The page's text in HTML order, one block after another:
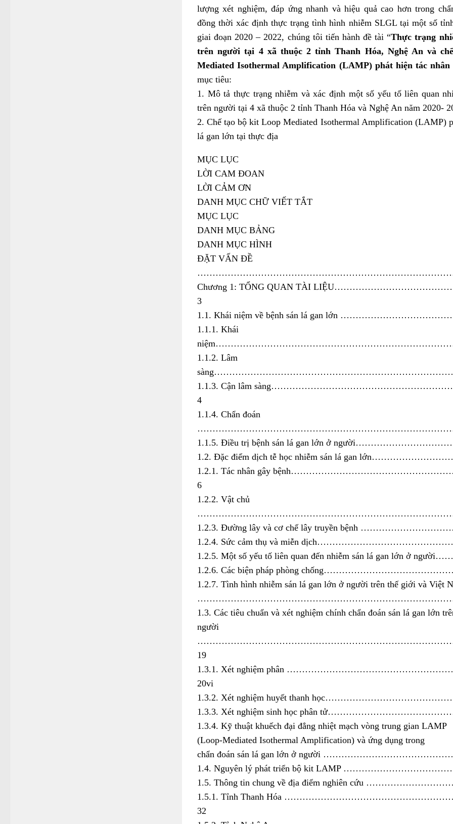
lượng xét nghiệm, đáp ứng nhanh và hiệu quả cao hơn trong
đồng thời xác định thực trạng tình hình nhiễm SLGL tại một số
giai đoạn 2020 – 2022, chúng tôi tiến hành đề tài “Thực trạng
trên người tại 4 xã thuộc 2 tỉnh Thanh Hóa, Nghệ An và
Mediated Isothermal Amplification (LAMP) phát hiện tác nhân
mục tiêu:
1. Mô tả thực trạng nhiễm và xác định một số yếu tố liên quan
trên người tại 4 xã thuộc 2 tỉnh Thanh Hóa và Nghệ An năm 2020-
2. Chế tạo bộ kit Loop Mediated Isothermal Amplification (LAMP)
lá gan lớn tại thực địa
MỤC LỤC
LỜI CAM ĐOAN
LỜI CẢM ƠN
DANH MỤC CHỮ VIẾT TẮT
MỤC LỤC
DANH MỤC BẢNG
DANH MỤC HÌNH
ĐẶT VẤN ĐỀ
Chương 1: TỔNG QUAN TÀI
3
1.1. Khái niệm về bệnh sán lá gan lớn
1.1.1. Khái
1.1.2. Lâm
1.1.3. Cận lâm
4
1.1.4. Chẩn đoán
1.1.5. Điều trị bệnh sán lá gan lớn ở
1.2. Đặc điểm dịch tễ học nhiễm sán lá gan
1.2.1. Tác nhân gây
6
1.2.2. Vật chủ
1.2.3. Đường lây và cơ chế lây truyền bệnh
1.2.4. Sức cảm thụ và miễn
1.2.5. Một số yếu tố liên quan đến nhiễm sán lá gan lớn ở
1.2.6. Các biện pháp phòng
1.2.7. Tình hình nhiễm sán lá gan lớn ở người trên thế giới và Việt
1.3. Các tiêu chuẩn và xét nghiệm chính chẩn đoán sán lá gan lớn
người
19
1.3.1. Xét nghiệm phân
20vi
1.3.2. Xét nghiệm huyết thanh
1.3.3. Xét nghiệm sinh học phân
1.3.4. Kỹ thuật khuếch đại đẳng nhiệt mạch vòng trung gian LAMP
(Loop-Mediated Isothermal Amplification) và ứng dụng trong
chẩn đoán sán lá gan lớn ở người
1.4. Nguyên lý phát triển bộ kit LAMP
1.5. Thông tin chung về địa điểm nghiên cứu
1.5.1. Tỉnh Thanh Hóa
32